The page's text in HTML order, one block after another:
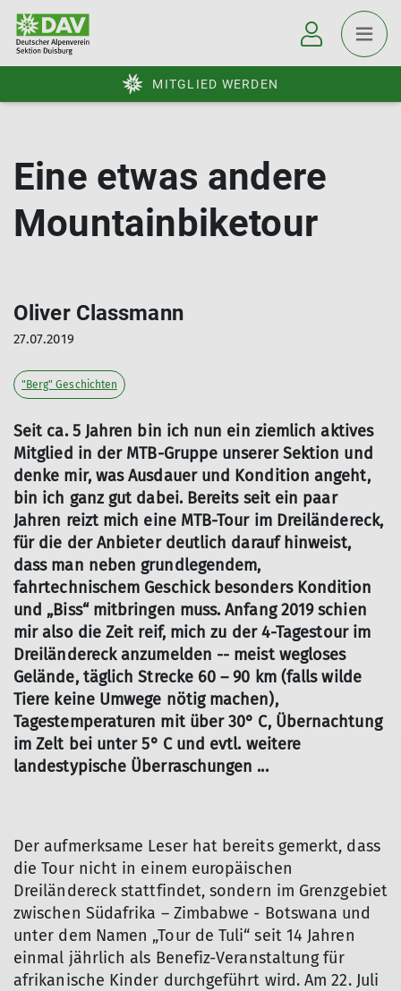
MITGLIED WERDEN
Eine etwas andere
Mountainbiketour
Oliver Classmann
27.07.2019
"Berg" Geschichten
Seit ca. 5 Jahren bin ich nun ein ziemlich aktives
Mitglied in der MTB-Gruppe unserer Sektion und
denke mir, was Ausdauer und Kondition angeht,
bin ich ganz gut dabei. Bereits seit ein paar
Jahren reizt mich eine MTB-Tour im Dreiländereck,
für die der Anbieter deutlich darauf hinweist,
dass man neben grundlegendem,
fahrtechnischem Geschick besonders Kondition
und „Biss“ mitbringen muss. Anfang 2019 schien
mir also die Zeit reif, mich zu der 4-Tagestour im
Dreiländereck anzumelden -- meist wegloses
Gelände, täglich Strecke 60 – 90 km (falls wilde
Tiere keine Umwege nötig machen),
Tagestemperaturen mit über 30° C, Übernachtung
im Zelt bei unter 5° C und evtl. weitere
landestypische Überraschungen ...
Der aufmerksame Leser hat bereits gemerkt, dass
die Tour nicht in einem europäischen
Dreiländereck stattfindet, sondern im Grenzgebiet
zwischen Südafrika – Zimbabwe - Botswana und
unter dem Namen „Tour de Tuli“ seit 14 Jahren
einmal jährlich als Benefiz-Veranstaltung für
afrikanische Kinder durchgeführt wird. Am 22. Juli